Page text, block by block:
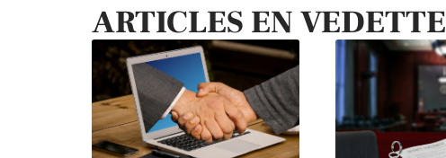
ARTICLES EN VEDETTE